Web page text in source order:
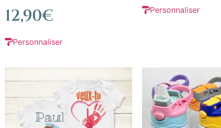
12,90€
Personnaliser
Personnaliser